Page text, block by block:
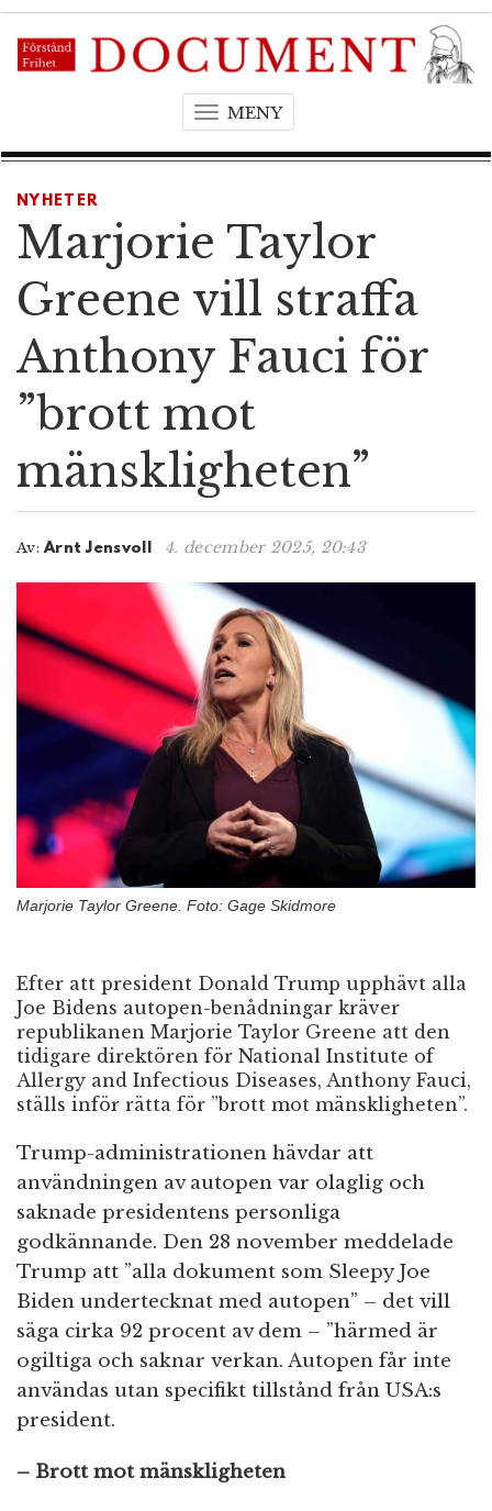
MENYT
g
e
n
a
i
g
i
o
n
NYHETER
Marjorie Taylor
Greene vill straffa
Anthony Fauci för
”brott mot
mänskligheten”
Av: Arnt Jensvoll 4. december 2025, 20:43
Marjorie Taylor Greene. Foto: Gage Skidmore
Efter att president Donald Trump upphävt alla
Joe Bidens autopen-benådningar kräver
republikanen Marjorie Taylor Greene att den
tidigare direktören för National Institute of
Allergy and Infectious Diseases, Anthony Fauci,
ställs inför rätta för ”brott mot mänskligheten”.
Trump-administrationen hävdar att
användningen av autopen var olaglig och
saknade presidentens personliga
godkännande. Den 28 november meddelade
Trump att ”alla dokument som Sleepy Joe
Biden undertecknat med autopen” – det vill
säga cirka 92 procent av dem – ”härmed är
ogiltiga och saknar verkan. Autopen får inte
användas utan specifikt tillstånd från USA:s
president.
– Brott mot mänskligheten